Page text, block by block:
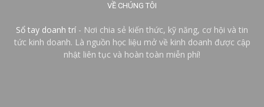
VỀ CHÚNG TÔI
Sổ tay doanh trí - Nơi chia sẻ kiến thức, kỹ năng, cơ hội và tin
tức kinh doanh. Là nguồn học liệu mở về kinh doanh được cập
nhật liên tục và hoàn toàn miễn phí!